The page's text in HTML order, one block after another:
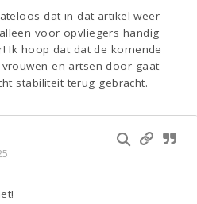
dat in dat artikel weer
voor opvliegers handig
Ik hoop dat dat de komende
en artsen door gaat
stabiliteit terug gebracht.